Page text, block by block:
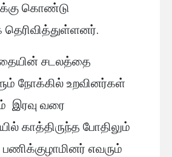
கொண்டு
சடலத்தை
நோக்கில் உறவினர்கள்
இரவு வரை
காத்திருந்த போதிலும்
எவரும்